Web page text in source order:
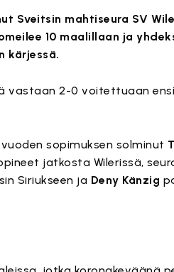
Sveitsin mahtiseura SV
10 maalillaan ja
kärjessä.
vastaan 2-0 voitettuaan
sopimuksen solminut
jatkosta Wilerissä,
Siriukseen ja Deny Känzig